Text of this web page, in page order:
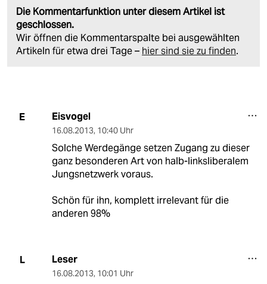
Die Kommentarfunktion unter diesem Artikel ist
geschlossen.
Wir öffnen die Kommentarspalte bei ausgewählten
Artikeln für etwa drei Tage – hier sind sie zu finden.
E Eisvogel
16.08.2013, 10:40 Uhr
Solche Werdegänge setzen Zugang zu dieser
ganz besonderen Art von halb-linksliberalem
Jungsnetzwerk voraus.
Schön für ihn, komplett irrelevant für die
anderen 98%
L Leser
16.08.2013, 10:01 Uhr